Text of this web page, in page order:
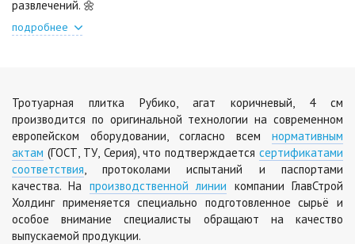
Яшма
1 040 ₽ /м2
развлечений. 🌼
подробнее
Тротуарная плитка Рубико, агат коричневый, 4 см
производится по оригинальной технологии на современном
европейском оборудовании, согласно всем нормативным
актам (ГОСТ, ТУ, Серия), что подтверждается сертификатами
соответствия , протоколами испытаний и паспортами
качества. На производственной линии компании ГлавСтрой
Холдинг применяется специально подготовленное сырьё и
особое внимание специалисты обращают на качество
выпускаемой продукции.